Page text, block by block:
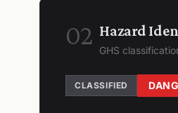
02 Hazard
GHS
CLASSIFIED